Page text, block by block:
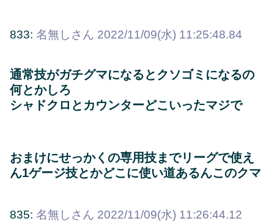
833: 名無しさん 2022/11/09(水) 11:25:48.84
通常技がガチグマになるとクソゴミになるの
何とかしろ
シャドクロとカウンターどこいったマジで
おまけにせっかくの専用技までリーグで使え
ん1ゲージ技とかどこに使い道あるんこのクマ
835: 名無しさん 2022/11/09(水) 11:26:44.12